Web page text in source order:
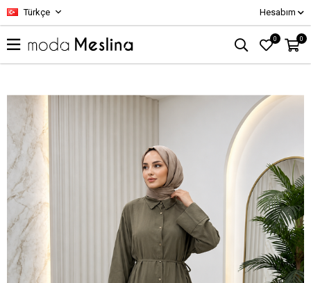
Türkçe Hesabım
0 0